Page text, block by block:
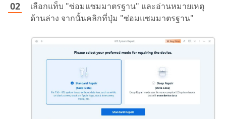
เลือกแท็บ "ซ่อมแซมมาตรฐาน" และอ่านหมายเหตุ
ด้านล่าง จากนั้นคลิกที่ปุ่ม "ซ่อมแซมมาตรฐาน"